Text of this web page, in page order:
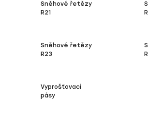
Sněhové řetězy
R21
Sněhové řetězy
R23
Vyprošťovací
pásy